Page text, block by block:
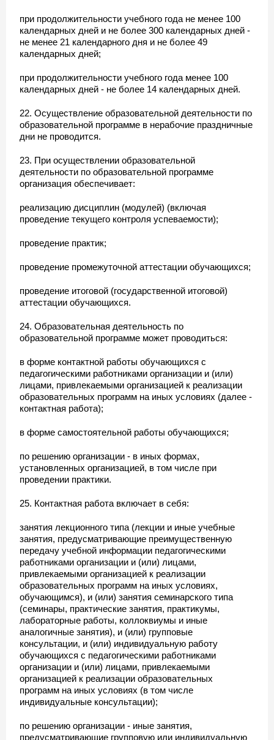
при продолжительности учебного года не менее 100
календарных дней и не более 300 календарных дней -
не менее 21 календарного дня и не более 49
календарных дней;
при продолжительности учебного года менее 100
календарных дней - не более 14 календарных дней.
22. Осуществление образовательной деятельности по
образовательной программе в нерабочие праздничные
дни не проводится.
23. При осуществлении образовательной
деятельности по образовательной программе
организация обеспечивает:
реализацию дисциплин (модулей) (включая
проведение текущего контроля успеваемости);
проведение практик;
проведение промежуточной аттестации обучающихся;
проведение итоговой (государственной итоговой)
аттестации обучающихся.
24. Образовательная деятельность по
образовательной программе может проводиться:
в форме контактной работы обучающихся с
педагогическими работниками организации и (или)
лицами, привлекаемыми организацией к реализации
образовательных программ на иных условиях (далее -
контактная работа);
в форме самостоятельной работы обучающихся;
по решению организации - в иных формах,
установленных организацией, в том числе при
проведении практики.
25. Контактная работа включает в себя:
занятия лекционного типа (лекции и иные учебные
занятия, предусматривающие преимущественную
передачу учебной информации педагогическими
работниками организации и (или) лицами,
привлекаемыми организацией к реализации
образовательных программ на иных условиях,
обучающимся), и (или) занятия семинарского типа
(семинары, практические занятия, практикумы,
лабораторные работы, коллоквиумы и иные
аналогичные занятия), и (или) групповые
консультации, и (или) индивидуальную работу
обучающихся с педагогическими работниками
организации и (или) лицами, привлекаемыми
организацией к реализации образовательных
программ на иных условиях (в том числе
индивидуальные консультации);
по решению организации - иные занятия,
предусматривающие групповую или индивидуальную